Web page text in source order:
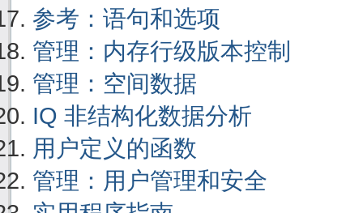
参考：语句和选项
管理：内存行级版本控制
管理：空间数据
IQ 非结构化数据分析
用户定义的函数
管理：用户管理和安全